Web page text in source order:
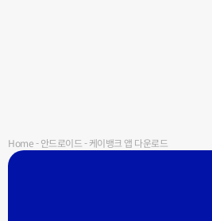
Home-안드로이드-케이뱅크 앱 다운로드